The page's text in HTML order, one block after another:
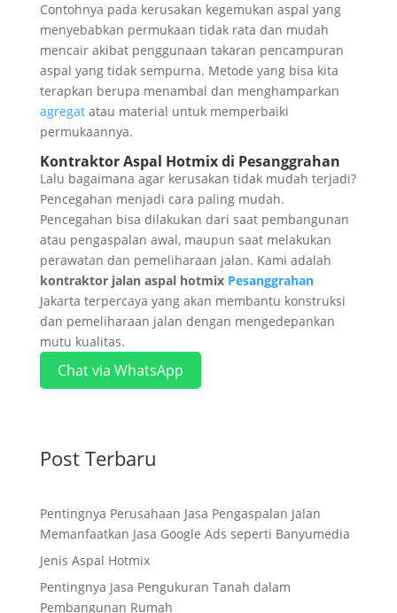
Contohnya pada kerusakan kegemukan aspal yang
menyebabkan permukaan tidak rata dan mudah
mencair akibat penggunaan takaran pencampuran
aspal yang tidak sempurna. Metode yang bisa kita
terapkan berupa menambal dan menghamparkan
agregatatau material untuk memperbaiki
permukaannya.
Kontraktor Aspal Hotmix di Pesanggrahan
Lalu bagaimana agar kerusakan tidak mudah terjadi?
Pencegahan menjadi cara paling mudah.
Pencegahan bisa dilakukan dari saat pembangunan
atau pengaspalan awal, maupun saat melakukan
perawatan dan pemeliharaan jalan. Kami adalah
kontraktor jalan aspal hotmix Pesanggrahan
Jakarta terpercaya yang akan membantu konstruksi
dan pemeliharaan jalan dengan mengedepankan
mutu kualitas.
Chat via WhatsApp
Post Terbaru
Pentingnya Perusahaan Jasa Pengaspalan Jalan
Memanfaatkan Jasa Google Ads seperti Banyumedia
Jenis Aspal Hotmix
Pentingnya Jasa Pengukuran Tanah dalam
Pembangunan Rumah